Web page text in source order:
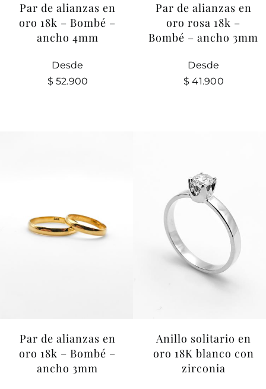
Par de alianzas en
oro 18k – Bombé –
ancho 4mm
Desde
$ 52.900
Par de alianzas en
oro rosa 18k –
Bombé – ancho 3mm
Desde
$ 41.900
Par de alianzas en
oro 18k – Bombé –
ancho 3mm
Anillo solitario en
oro 18K blanco con
zirconia